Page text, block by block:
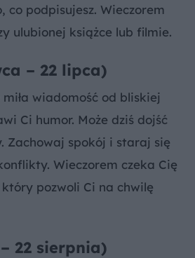
co podpisujesz. Wieczorem
ulubionej książce lub filmie.
– 22 lipca)
miła wiadomość od bliskiej
Ci humor. Może dziś dojść
Zachowaj spokój i staraj się
Wieczorem czeka Cię
pozwoli Ci na chwilę
22 sierpnia)